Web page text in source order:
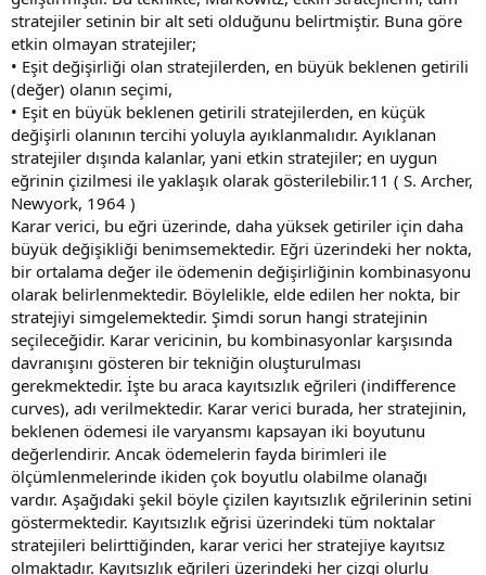
stratejiler setinin bir alt seti olduğunu belirtmiştir. Buna göre
etkin olmayan stratejiler;
• Eşit değişirliği olan stratejilerden, en büyük beklenen getirili
(değer) olanın seçimi,
• Eşit en büyük beklenen getirili stratejilerden, en küçük
değişirli olanının tercihi yoluyla ayıklanmalıdır. Ayıklanan
stratejiler dışında kalanlar, yani etkin stratejiler; en uygun
eğrinin çizilmesi ile yaklaşık olarak gösterilebilir.11 ( S. Archer,
Newyork, 1964 )
Karar verici, bu eğri üzerinde, daha yüksek getiriler için daha
büyük değişikliği benimsemektedir. Eğri üzerindeki her nokta,
bir ortalama değer ile ödemenin değişirliğinin kombinasyonu
olarak belirlenmektedir. Böylelikle, elde edilen her nokta, bir
stratejiyi simgelemektedir. Şimdi sorun hangi stratejinin
seçileceğidir. Karar vericinin, bu kombinasyonlar karşısında
davranışını gösteren bir tekniğin oluşturulması
gerekmektedir. İşte bu araca kayıtsızlık eğrileri (indifference
curves), adı verilmektedir. Karar verici burada, her stratejinin,
beklenen ödemesi ile varyansmı kapsayan iki boyutunu
değerlendirir. Ancak ödemelerin fayda birimleri ile
ölçümlenmelerinde ikiden çok boyutlu olabilme olanağı
vardır. Aşağıdaki şekil böyle çizilen kayıtsızlık eğrilerinin setini
göstermektedir. Kayıtsızlık eğrisi üzerindeki tüm noktalar
stratejileri belirttiğinden, karar verici her stratejiye kayıtsız
olmaktadır. Kayıtsızlık eğrileri üzerindeki her çizgi olurlu